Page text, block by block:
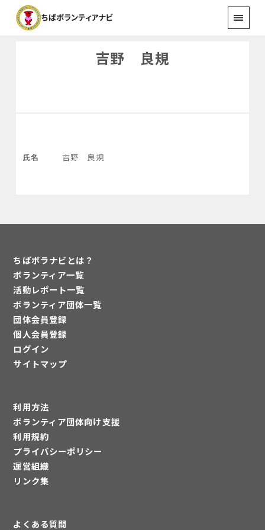
吉野 良規
氏名 吉野 良規
ちばボラナビとは？
ボランティア一覧
活動レポート一覧
ボランティア団体一覧
団体会員登録
個人会員登録
ログイン
サイトマップ
利用方法
ボランティア団体向け支援
利用規約
プライバシーポリシー
運営組織
リンク集
よくある質問